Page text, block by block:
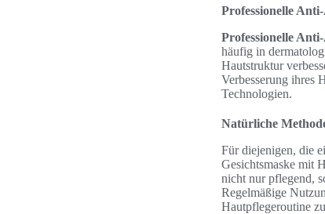
Professionelle
Professionelle
häufig in
Hautstruktur
Verbesserung ihres
Technologien.
Natürliche
Für diejenigen, die
Gesichtsmaske mit
nicht nur pflegend,
Regelmäßige
Hautpflegeroutine